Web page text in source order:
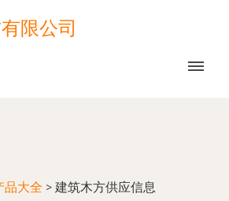
限公司
品大全 > 建筑木方供应信息